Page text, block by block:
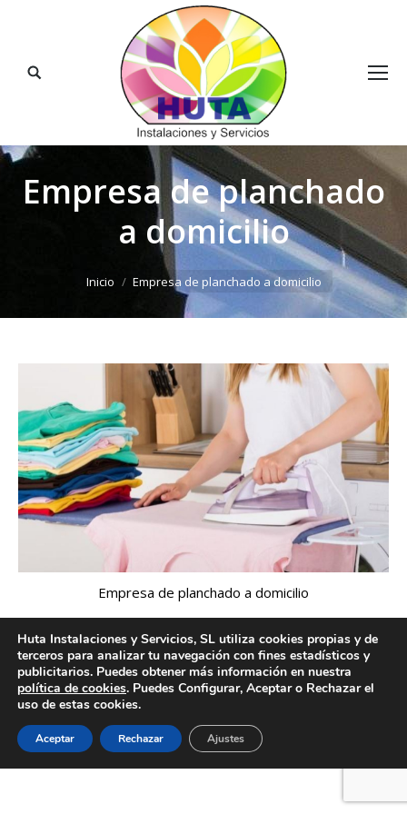
Buscar:
Empresa de planchado
a domicilio
Inicio Empresa de planchado a domicilio
Empresa de planchado a domicilio
Creado por Tandem Marketing Digital
Información legal
Huta Instalaciones y Servicios, SL utiliza cookies propias y de
terceros para analizar tu navegación con fines estadísticos y
publicitarios. Puedes obtener más información en nuestra
política de cookies. Puedes Configurar, Aceptar o Rechazar el
uso de estas cookies.
Aceptar Rechazar Ajustes